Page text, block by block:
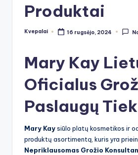
Produktai
Posted
Kvepalai 16 rugsėjo, 2024
Mary Kay
Oficialus
Paslaugų
Mary Kaysiūlo platų kosmetikos ir
produktų asortimentą, kuris yra
Nepriklausomas Grožio